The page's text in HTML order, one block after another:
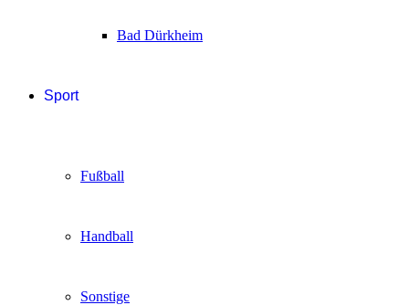
Bad Dürkheim
Sport
Fußball
Handball
Sonstige